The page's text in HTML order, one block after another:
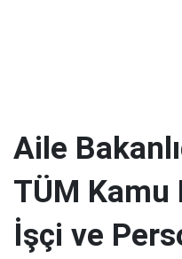
Aile
TÜM Kamu
İşçi ve